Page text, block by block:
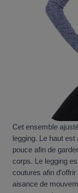
Cet ensemble
legging. Le haut
pouce afin de
corps. Le legging
coutures afin
aisance de